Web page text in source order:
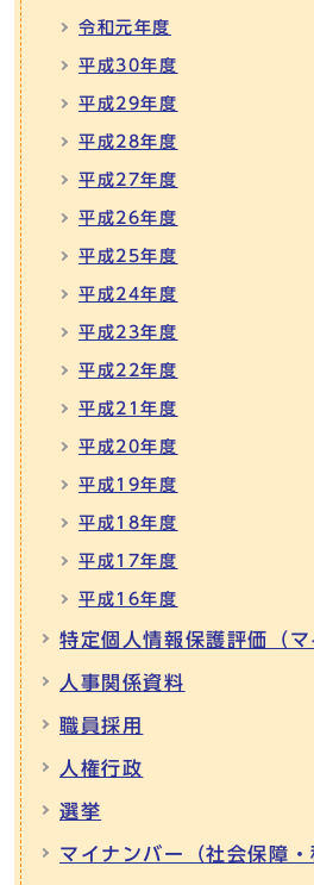
令和元年度
平成30年度
平成29年度
平成28年度
平成27年度
平成26年度
平成25年度
平成24年度
平成23年度
平成22年度
平成21年度
平成20年度
平成19年度
平成18年度
平成17年度
平成16年度
特定個人情報保護評価（マ
人事関係資料
職員採用
人権行政
選挙
マイナンバー（社会保障・